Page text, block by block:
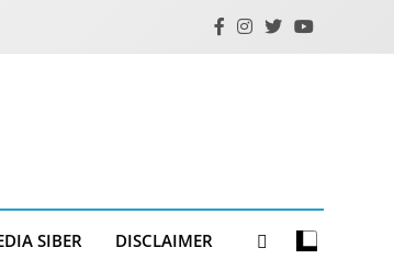
SIBER DISCLAIMER